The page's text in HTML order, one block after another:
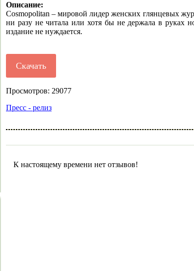
Описание:
Cosmopolitan – мировой лидер женских глянцевых
ни разу не читала или хотя бы не держала в руках
издание не нуждается.
Скачать
Просмотров: 29077
Пресс - релиз
К настоящему времени нет отзывов!